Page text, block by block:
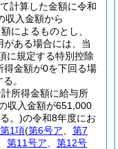
計算した金額に令和
収入金額から
によるものとし、
ある場合には、当
に規定する特別控除
得金額が0を下回る場
。
所得金額に給与所
収入金額が651,000
。)の令和8年度にお
1項(第6号ア
第7
第11号ア
第12号